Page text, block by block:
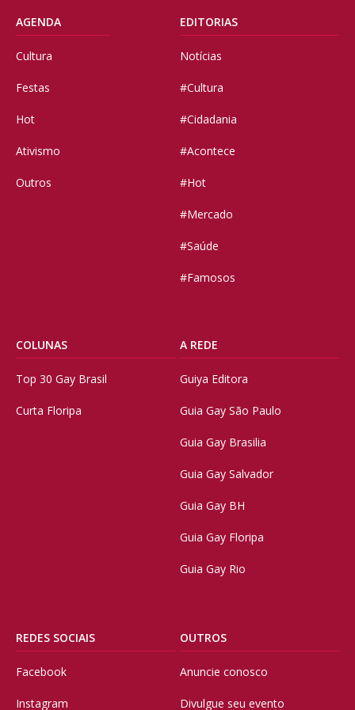
AGENDA
Cultura
Festas
Hot
Ativismo
Outros
EDITORIAS
Notícias
#Cultura
#Cidadania
#Acontece
#Hot
#Mercado
#Saúde
#Famosos
COLUNAS
Top 30 Gay Brasil
Curta Floripa
A REDE
Guiya Editora
Guia Gay São Paulo
Guia Gay Brasilia
Guia Gay Salvador
Guia Gay BH
Guia Gay Floripa
Guia Gay Rio
REDES SOCIAIS
Facebook
Instagram
OUTROS
Anuncie conosco
Divulgue seu evento